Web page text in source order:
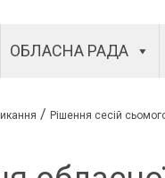
ОБЛАСНА РАДА
/ Рішення сесій